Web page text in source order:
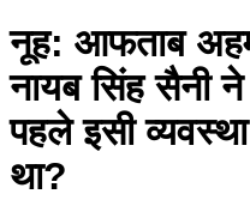
नूह: आफताब
नायब सिंह सैनी ने
पहले इसी
था?